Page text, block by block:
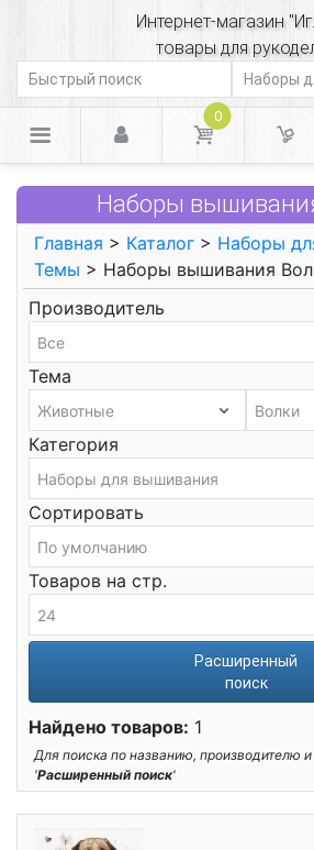
Интернет-магазин
товары для
0
Наборы
Главная > Каталог > Наборы
Темы > Наборы вышивания
Производитель
Тема
Категория
Сортировать
Товаров на стр.
Расширенный
поиск
Найдено товаров: 1
Для поиска по названию, производителю
'Расширенный поиск'